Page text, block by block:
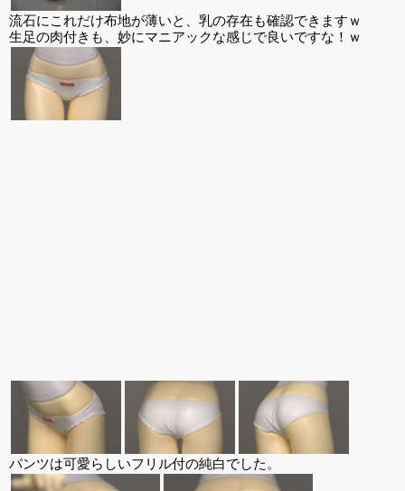
流石にこれだけ布地が薄いと、乳の存在も確認できますｗ
生足の肉付きも、妙にマニアックな感じで良いですな！ｗ
パンツは可愛らしいフリル付の純白でした。